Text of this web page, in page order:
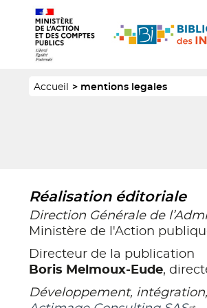
Panneau de gestion des cookies
contenu
principal
Logo
Logo
Fil
Accueil mentions legales
Réalisation éditoriale
Direction Générale de
Ministère de l'Action
Directeur de la publication
Boris Melmoux-Eude,
Développement,